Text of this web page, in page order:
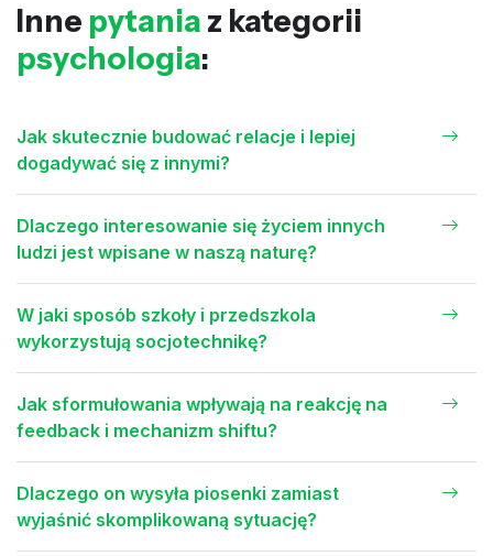
Inne pytania z kategorii
psychologia:
Jak skutecznie budować relacje i lepiej
dogadywać się z innymi?
Dlaczego interesowanie się życiem innych
ludzi jest wpisane w naszą naturę?
W jaki sposób szkoły i przedszkola
wykorzystują socjotechnikę?
Jak sformułowania wpływają na reakcję na
feedback i mechanizm shiftu?
Dlaczego on wysyła piosenki zamiast
wyjaśnić skomplikowaną sytuację?